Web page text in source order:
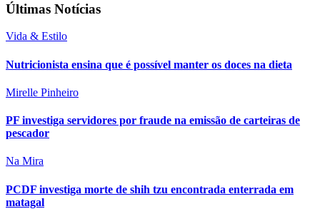
Últimas Notícias
Vida & Estilo
Nutricionista ensina que é possível manter os doces na dieta
Mirelle Pinheiro
PF investiga servidores por fraude na emissão de carteiras de
pescador
Na Mira
PCDF investiga morte de shih tzu encontrada enterrada em
matagal